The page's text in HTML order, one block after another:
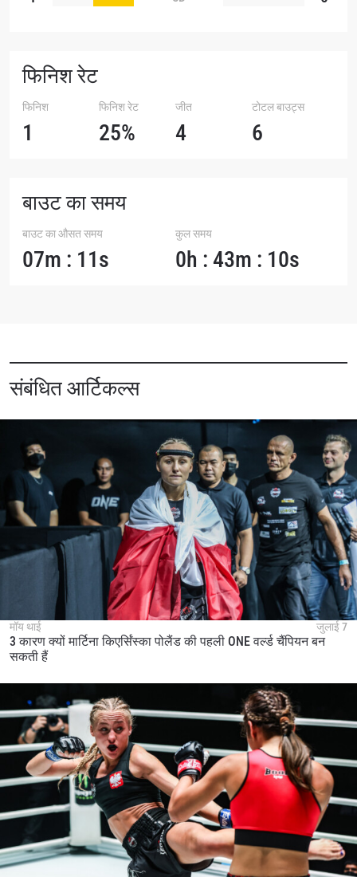
फिनिश रेट
फिनिश
1
फिनिश रेट
25%
जीत
4
टोटल बाउट्स
6
बाउट का समय
बाउट का औसत समय
07m : 11s
कुल समय
0h : 43m : 10s
संबंधित आर्टिकल्स
मॉय थाई जुलाई 7
3 कारण क्यों मार्टिना किएर्सिंस्का पोलैंड की पहली ONE वर्ल्ड चैंपियन बन
सकती हैं